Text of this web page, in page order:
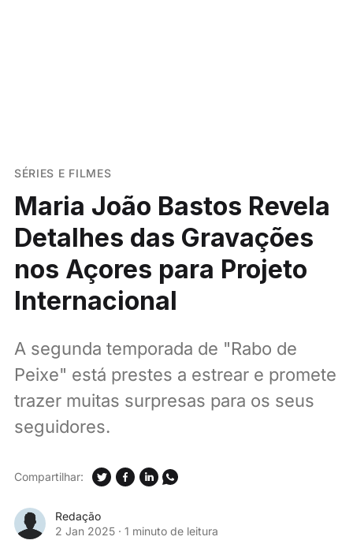
SÉRIES E FILMES
Maria João Bastos Revela
Detalhes das Gravações
nos Açores para Projeto
Internacional
A segunda temporada de "Rabo de
Peixe" está prestes a estrear e promete
trazer muitas surpresas para os seus
seguidores.
Redação
2 Jan 2025 · 1 minuto de leitura
Compartilhar: